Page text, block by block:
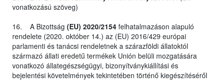
vonatkozású szöveg)
16. A Bizottság (EU) 2020/2154 felhatalmazáson alapuló
rendelete (2020. október 14.) az (EU) 2016/429 európai
parlamenti és tanácsi rendeletnek a szárazföldi állatoktól
származó állati eredetű termékek Unión belüli mozgatására
vonatkozó állategészségügyi, bizonyítványkiállítási és
bejelentési követelmények tekintetében történő kiegészítéséről